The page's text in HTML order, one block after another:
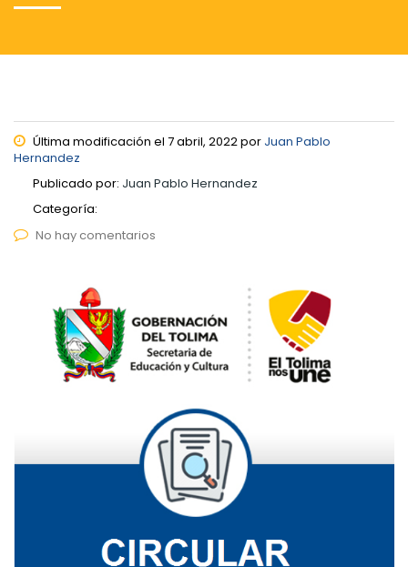
Última modificación el 7 abril, 2022 por Juan Pablo
Hernandez
Publicado por: Juan Pablo Hernandez
Categoría:
No hay comentarios